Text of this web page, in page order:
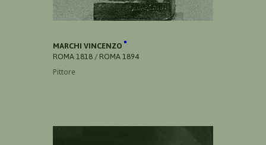
MARCHI VINCENZO
ROMA 1818 / ROMA 1894
Pittore